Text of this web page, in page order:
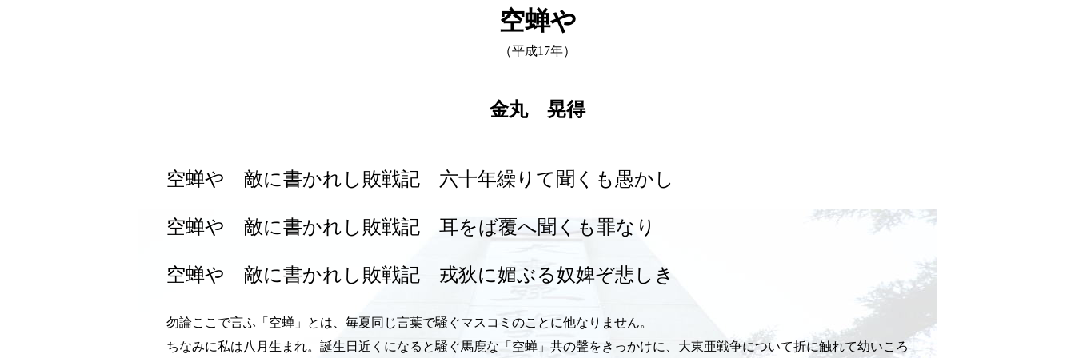
空蝉や
（平成17年）
金丸 晃得
空蝉や 敵に書かれし敗戦記 六十年繰りて聞くも愚かし
空蝉や 敵に書かれし敗戦記 耳をば覆へ聞くも罪なり
空蝉や 敵に書かれし敗戦記 戎狄に媚ぶる奴婢ぞ悲しき
勿論ここで言ふ「空蝉」とは、毎夏同じ言葉で騒ぐマスコミのことに他なりません。
ちなみに私は八月生まれ。誕生日近くになると騒ぐ馬鹿な「空蝉」共の聲をきっかけに、大東亜戦争について折に触れて幼いころ